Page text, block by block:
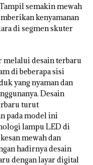
semakin mewah
kenyamanan
di segmen skuter
melalui desain terbaru
di beberapa sisi
yang nyaman dan
Desain
turut
pada model ini
lampu LED di
mewah dan
hadirnya desain
dengan layar digital